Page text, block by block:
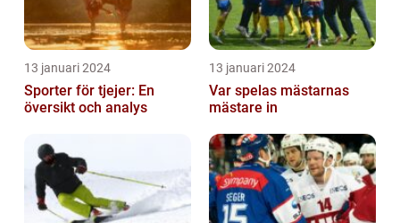
13 januari 2024
Sporter för tjejer: En
översikt och analys
13 januari 2024
Var spelas mästarnas
mästare in